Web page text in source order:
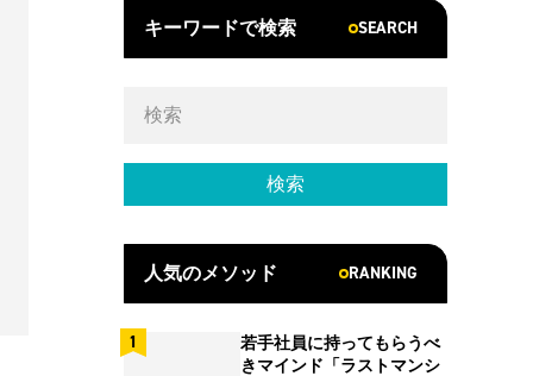
キーワードで検索 SEARCH
人気のメソッド RANKING
若手社員に持ってもらうべ
きマインド「ラストマンシ